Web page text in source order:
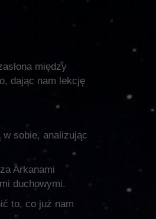
między
dając nam lekcję
sobie, analizując
Arkanami
duchowymi.
to, co już nam